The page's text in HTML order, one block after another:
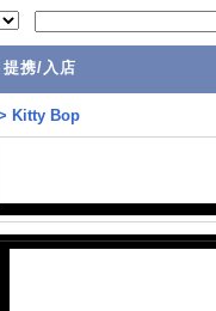
提携/入店
Kitty Bop